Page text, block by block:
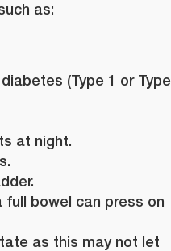
as:
(Type 1 or Type
at night.
bowel can press on
as this may not let